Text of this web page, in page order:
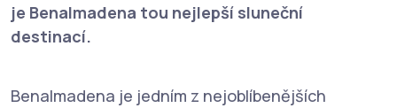
je Benalmadena tou nejlepší sluneční
destinací.
Benalmadena je jedním z nejoblíbenějších